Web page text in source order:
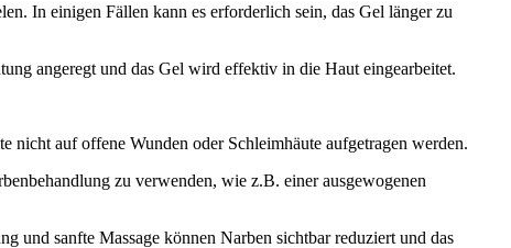
In einigen Fällen kann es erforderlich sein, das Gel länger zu
angeregt und das Gel wird effektiv in die Haut eingearbeitet.
nicht auf offene Wunden oder Schleimhäute aufgetragen werden.
zu verwenden, wie z.B. einer ausgewogenen
und sanfte Massage können Narben sichtbar reduziert und das